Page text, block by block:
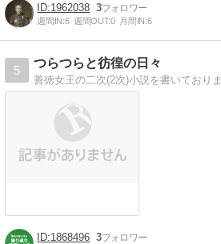
1962038 3
週間IN:6 週間OUT:0 月間IN:6
5
つらつらと彷徨の日々
1868496 3